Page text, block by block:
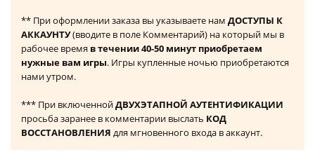
** При оформлении заказа вы указываете нам ДОСТУПЫ К
АККАУНТУ(вводите в поле Комментарий) на который мы в
рабочее время в течении 40-50 минут приобретаем
нужные вам игры. Игры купленные ночью приобретаются
нами утром.
*** При включеннойДВУХЭТАПНОЙ АУТЕНТИФИКАЦИИ
просьба заранее в комментарии выслать КОД
ВОССТАНОВЛЕНИЯ для мгновенного входа в аккаунт.